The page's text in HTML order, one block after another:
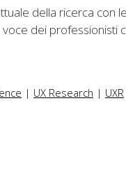
della ricerca con
dei professionisti
| UX Research | UXR